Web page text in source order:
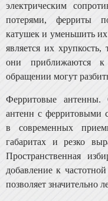
электрическим
потерями, ферриты
катушек и уменьшить
является их
они приближаются
обращении могут
Ферритовые антенны.
антенн с ферритовыми
в современных
габаритах и резко
Пространственная
добавление к
позволяет значительно